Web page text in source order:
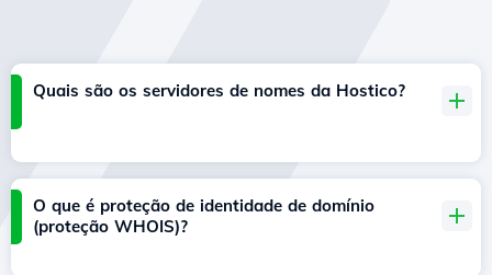
Quais são os servidores de nomes da Hostico?
O que é proteção de identidade de domínio
(proteção WHOIS)?